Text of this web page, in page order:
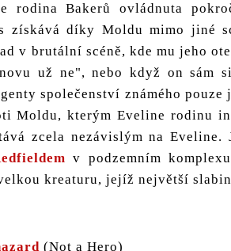
rodina Bakerů ovládnuta
získává díky Moldu mimo jiné
v brutální scéně, kde mu jeho
už ne", nebo když on sám
společenství známého
Moldu, kterým Eveline rodinu
zcela nezávislým na Eveline.
v podzemním
kreaturu, jejíž největší
(Not a Hero)